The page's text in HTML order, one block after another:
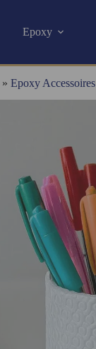
Epoxy
»Epoxy Accessoires